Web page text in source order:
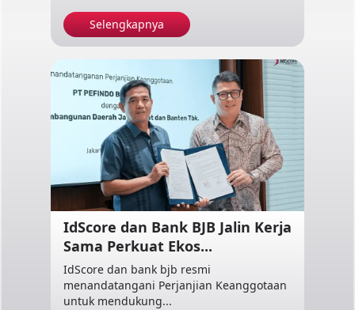
Selengkapnya
IdScore dan Bank BJB Jalin Kerja
Sama Perkuat Ekos...
IdScore dan bank bjb resmi
menandatangani Perjanjian Keanggotaan
untuk mendukung...